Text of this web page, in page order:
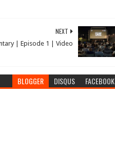
NEXT
| Episode 1 | Video
BLOGGER DISQUS FACEBOOK